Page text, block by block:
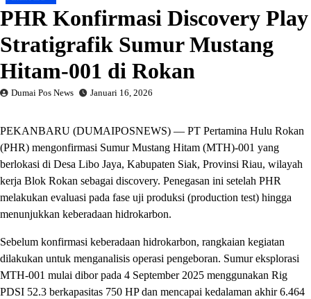
PHR Konfirmasi Discovery Play
Stratigrafik Sumur Mustang
Hitam-001 di Rokan
Dumai Pos News Januari 16, 2026
PEKANBARU (DUMAIPOSNEWS) — PT Pertamina Hulu Rokan
(PHR) mengonfirmasi Sumur Mustang Hitam (MTH)-001 yang
berlokasi di Desa Libo Jaya, Kabupaten Siak, Provinsi Riau, wilayah
kerja Blok Rokan sebagai discovery. Penegasan ini setelah PHR
melakukan evaluasi pada fase uji produksi (production test) hingga
menunjukkan keberadaan hidrokarbon.
Sebelum konfirmasi keberadaan hidrokarbon, rangkaian kegiatan
dilakukan untuk menganalisis operasi pengeboran. Sumur eksplorasi
MTH-001 mulai dibor pada 4 September 2025 menggunakan Rig
PDSI 52.3 berkapasitas 750 HP dan mencapai kedalaman akhir 6.464